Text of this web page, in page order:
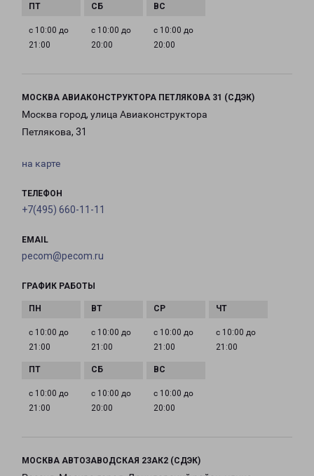
с 10:00 до
21:00
с 10:00 до
20:00
с 10:00 до
20:00
МОСКВА АВИАКОНСТРУКТОРА ПЕТЛЯКОВА 31 (СДЭК)
Москва город, улица Авиаконструктора
Петлякова, 31
на карте
ТЕЛЕФОН
+7(495) 660-11-11
EMAIL
pecom@pecom.ru
ГРАФИК РАБОТЫ
с 10:00 до
21:00
с 10:00 до
21:00
с 10:00 до
21:00
с 10:00 до
21:00
с 10:00 до
21:00
с 10:00 до
20:00
с 10:00 до
20:00
МОСКВА АВТОЗАВОДСКАЯ 23АК2 (СДЭК)